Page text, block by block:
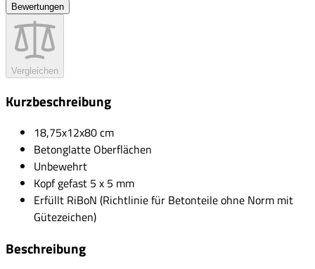
Bewertungen
Vergleichen
Kurzbeschreibung
18,75x12x80 cm
Betonglatte Oberflächen
Unbewehrt
Kopf gefast 5 x 5 mm
Erfüllt RiBoN (Richtlinie für Betonteile ohne Norm mit
Gütezeichen)
Beschreibung